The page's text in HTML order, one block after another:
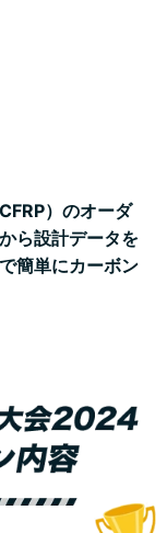
）のオーダ
ら設計データを
簡単にカーボン